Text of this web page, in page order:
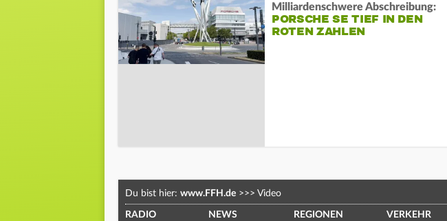
Milliardenschwere Abschreibung:
PORSCHE SE TIEF IN DEN
ROTEN ZAHLEN
Du bist hier: www.FFH.de >>> Video
RADIO NEWS REGIONEN VERKEHR